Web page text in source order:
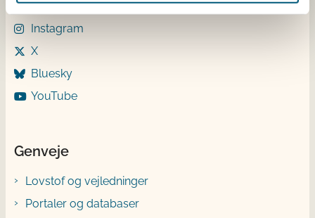
Facebook
Instagram
X
Bluesky
YouTube
Genveje
Lovstof og vejledninger
Portaler og databaser